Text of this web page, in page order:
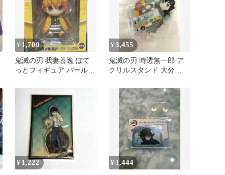
¥ 1,700
鬼滅の刃 我妻善逸 ぽて
っとフィギュア パール
¥3,455
鬼滅の刃 時透無一郎 ア
クリルスタンド 大分
¥ 1,222 ¥ 1,444